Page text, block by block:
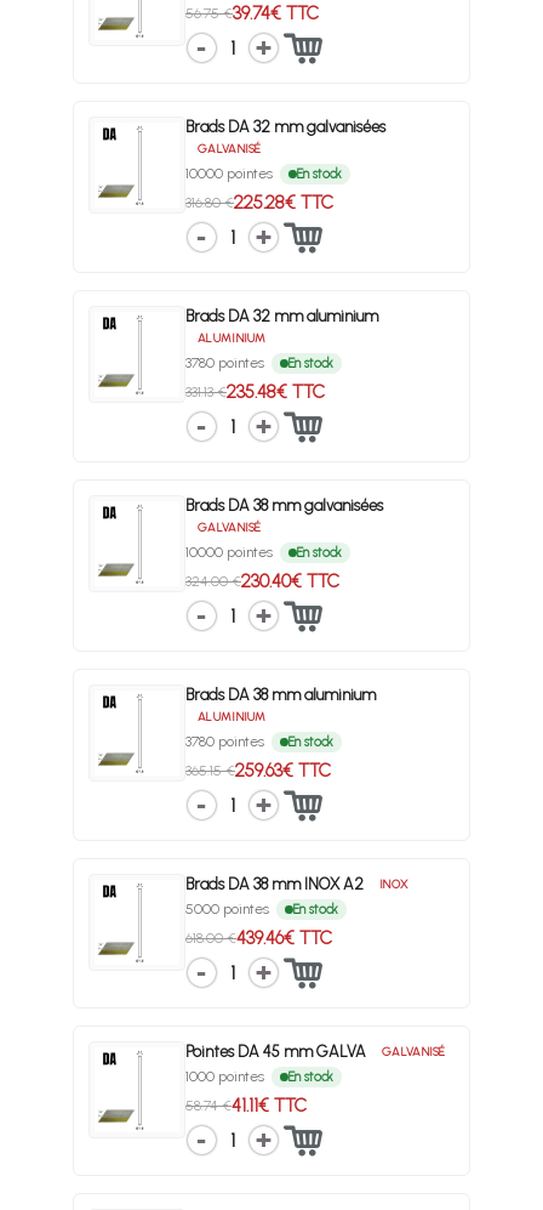
56.75 €39.74€ TTC
1
Brads DA 32 mm galvanisées
GALVANISÉ
10000 pointes En stock
316.80 €225.28€ TTC
1
Brads DA 32 mm aluminium
ALUMINIUM
3780 pointes En stock
331.13 €235.48€ TTC
1
Brads DA 38 mm galvanisées
GALVANISÉ
10000 pointes En stock
324.00 €230.40€ TTC
1
Brads DA 38 mm aluminium
ALUMINIUM
3780 pointes En stock
365.15 €259.63€ TTC
1
Brads DA 38 mm INOX A2 INOX
5000 pointes En stock
618.00 €439.46€ TTC
1
Pointes DA 45 mm GALVA GALVANISÉ
1000 pointes En stock
58.74 €41.11€ TTC
1